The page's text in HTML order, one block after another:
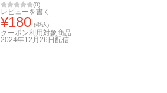
(0)
レビューを書く
¥180 (税込)
クーポン利用対象商品
2024年12月26日 配信